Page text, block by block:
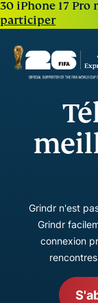
30 iPhone 17 Pro
participer
Grindr n'est
Grindr
connexion